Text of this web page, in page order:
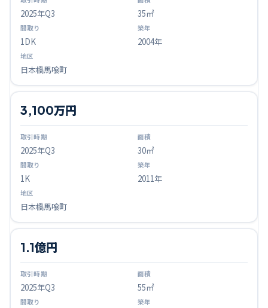
2025年Q3 35㎡
1DK 2004年
日本橋馬喰町
2025年Q3
3,100万円
30㎡
1K 2011年
日本橋馬喰町
2025年Q3
1.1億円
55㎡